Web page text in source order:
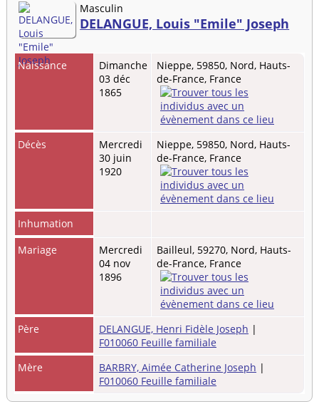
Masculin
DELANGUE, Louis "Emile" Joseph
Naissance
Dimanche
03 déc
1865
Nieppe, 59850, Nord, Hauts-
de-France, France
Décès
Mercredi
30 juin
1920
Nieppe, 59850, Nord, Hauts-
de-France, France
Inhumation
Mariage
Mercredi
04 nov
1896
Bailleul, 59270, Nord, Hauts-
de-France, France
Père DELANGUE, Henri Fidèle Joseph |
F010060 Feuille familiale
Mère
BARBRY, Aimée Catherine Joseph |
F010060 Feuille familiale